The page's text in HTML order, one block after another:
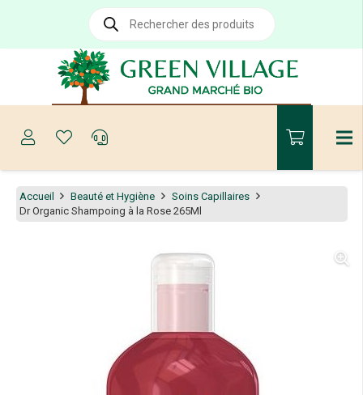
Recherche
produits
Accueil Beauté et Hygiène
Soins Capillaires
Dr Organic Shampoing à la Rose 265Ml